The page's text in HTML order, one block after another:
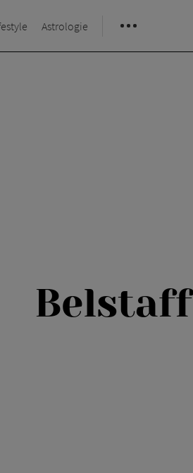
Astrologie
Belstaff